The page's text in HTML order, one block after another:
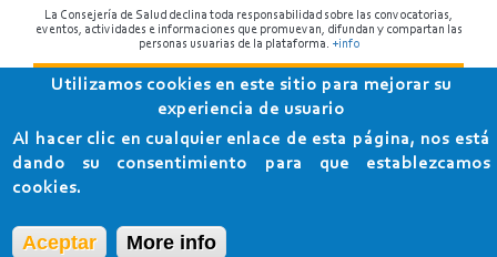
La Consejería de Salud declina toda responsabilidad sobre las convocatorias,
eventos, actividades e informaciones que promuevan, difundan y compartan las
personas usuarias de la plataforma. +info
2018 Programa de Envejecimiento Saludable de la
Consejería de Salud
Utilizamos cookies en este sitio para mejorar su
experiencia de usuario
Al hacer clic en cualquier enlace de esta página, nos está
dando su consentimiento para que establezcamos
cookies.
Aceptar More info